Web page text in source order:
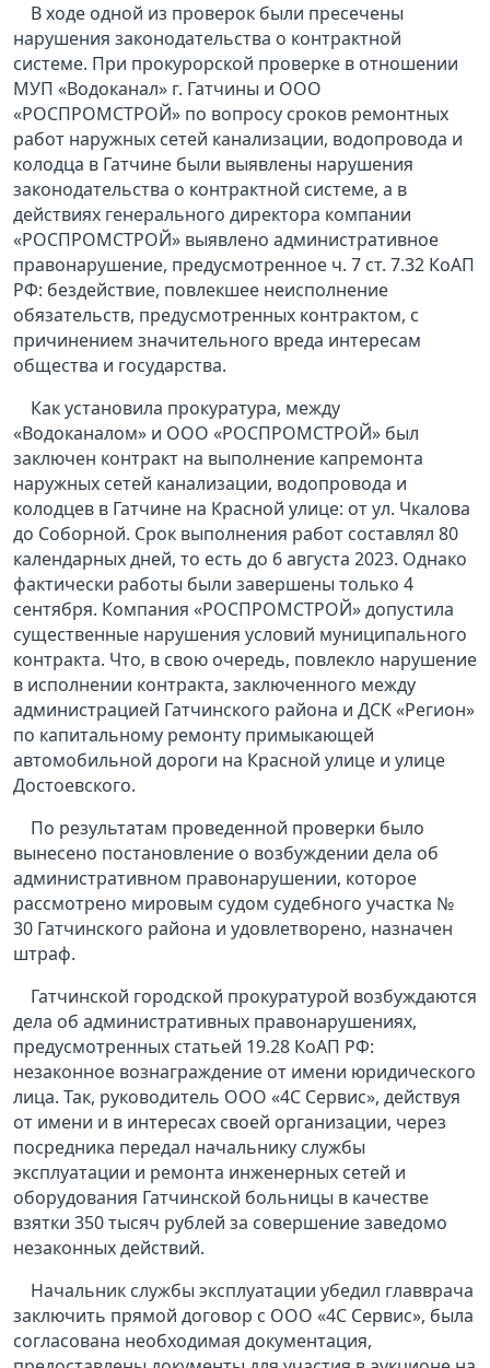
В ходе одной из проверок были пресечены
нарушения законодательства о контрактной
системе. При прокурорской проверке в отношении
МУП «Водоканал» г. Гатчины и ООО
«РОСПРОМСТРОЙ» по вопросу сроков ремонтных
работ наружных сетей канализации, водопровода и
колодца в Гатчине были выявлены нарушения
законодательства о контрактной системе, а в
действиях генерального директора компании
«РОСПРОМСТРОЙ» выявлено административное
правонарушение, предусмотренное ч. 7 ст. 7.32 КоАП
РФ: бездействие, повлекшее неисполнение
обязательств, предусмотренных контрактом, с
причинением значительного вреда интересам
общества и государства.
Как установила прокуратура, между
«Водоканалом» и ООО «РОСПРОМСТРОЙ» был
заключен контракт на выполнение капремонта
наружных сетей канализации, водопровода и
колодцев в Гатчине на Красной улице: от ул. Чкалова
до Соборной. Срок выполнения работ составлял 80
календарных дней, то есть до 6 августа 2023. Однако
фактически работы были завершены только 4
сентября. Компания «РОСПРОМСТРОЙ» допустила
существенные нарушения условий муниципального
контракта. Что, в свою очередь, повлекло нарушение
в исполнении контракта, заключенного между
администрацией Гатчинского района и ДСК «Регион»
по капитальному ремонту примыкающей
автомобильной дороги на Красной улице и улице
Достоевского.
По результатам проведенной проверки было
вынесено постановление о возбуждении дела об
административном правонарушении, которое
рассмотрено мировым судом судебного участка №
30 Гатчинского района и удовлетворено, назначен
штраф.
Гатчинской городской прокуратурой возбуждаются
дела об административных правонарушениях,
предусмотренных статьей 19.28 КоАП РФ:
незаконное вознаграждение от имени юридического
лица. Так, руководитель ООО «4С Сервис», действуя
от имени и в интересах своей организации, через
посредника передал начальнику службы
эксплуатации и ремонта инженерных сетей и
оборудования Гатчинской больницы в качестве
взятки 350 тысяч рублей за совершение заведомо
незаконных действий.
Начальник службы эксплуатации убедил главврача
заключить прямой договор с ООО «4С Сервис», была
согласована необходимая документация,